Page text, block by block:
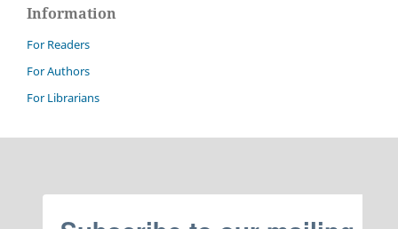
Information
For Readers
For Authors
For Librarians